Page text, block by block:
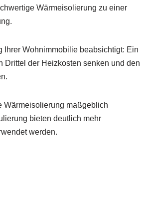
Wärmeisolierung zu einer
Wohnimmobilie beabsichtigt: Ein
Drittel der Heizkosten senken und den
Wärmeisolierung maßgeblich
bieten deutlich mehr
werden.